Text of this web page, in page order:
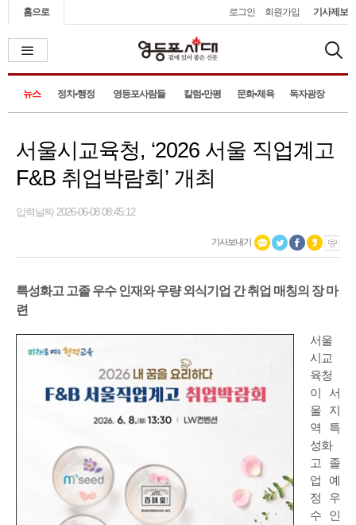
홈으로 로그인 회원가입 기사제보
뉴스 정치•행정 영등포사람들 칼럼•만평 문화•체육 독자광장
서울시교육청, ‘2026 서울 직업계고
F&B 취업박람회’ 개최
입력날짜 2026-06-08 08:45:12
기사보내기
특성화고 고졸 우수 인재와 우량 외식기업 간 취업 매칭의 장 마
련
서울
시교
육청
이 서
울 지
역 특
성화
고 졸
업 예
정 우
수 인